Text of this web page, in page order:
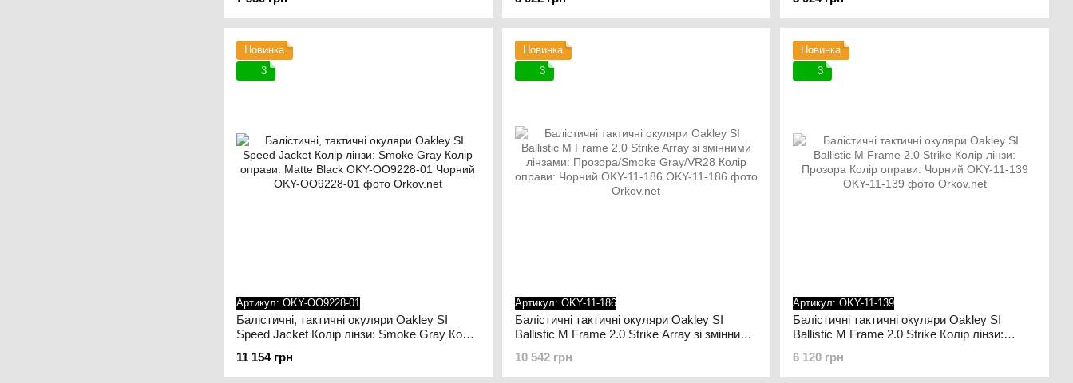
OO9213-0532 Чорний
Bone OKY-OO7035-07 Dark Bone
Чорний
Новинка
3
Артикул: OKY-OO9228-01
Балістичні, тактичні окуляри Oakley SI
Speed Jacket Колір лінзи: Smoke Gray Колір
Чорний
11 154 грн
Новинка
3
Артикул: OKY-11-186
Балістичні тактичні окуляри Oakley SI
Ballistic M Frame 2.0 Strike Array зі змінними
оправи: Чорний OKY-11-186
10 542 грн
Новинка
3
Артикул: OKY-11-139
Балістичні тактичні окуляри Oakley SI
Ballistic M Frame 2.0 Strike Колір лінзи:
6 120 грн